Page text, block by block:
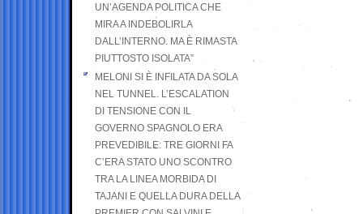
UN’AGENDA POLITICA CHE
MIRA A INDEBOLIRLA
DALL’INTERNO. MA È RIMASTA
PIUTTOSTO ISOLATA”
MELONI SI È INFILATA DA SOLA
NEL TUNNEL. L’ESCALATION
DI TENSIONE CON IL
GOVERNO SPAGNOLO ERA
PREVEDIBILE: TRE GIORNI FA
C’ERA STATO UNO SCONTRO
TRA LA LINEA MORBIDA DI
TAJANI E QUELLA DURA DELLA